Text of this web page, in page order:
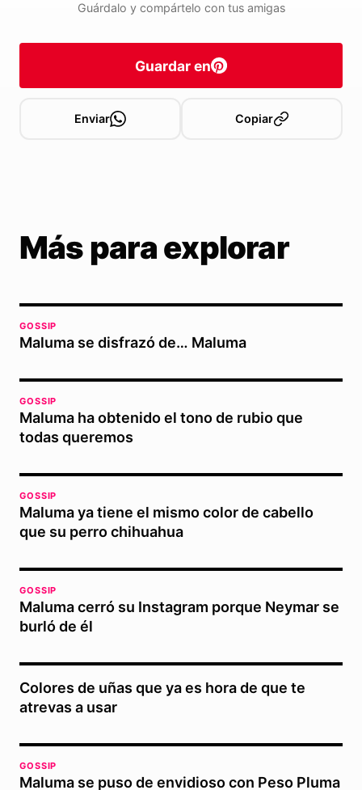
Guárdalo y compártelo con tus amigas
Guardar en
Enviar Copiar
Más para explorar
GOSSIP
Maluma se disfrazó de… Maluma
GOSSIP
Maluma ha obtenido el tono de rubio que
todas queremos
GOSSIP
Maluma ya tiene el mismo color de cabello
que su perro chihuahua
GOSSIP
Maluma cerró su Instagram porque Neymar se
burló de él
Colores de uñas que ya es hora de que te
atrevas a usar
GOSSIP
Maluma se puso de envidioso con Peso Pluma